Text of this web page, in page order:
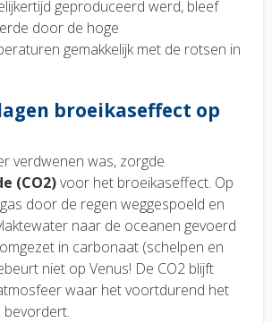
geproduceerd werd, bleef
door de hoge
gemakkelijk met de rotsen in
broeikaseffect op
verdwenen was, zorgde
(CO2)voor het broeikaseffect. Op
door de regen weggespoeld en
naar de oceanen gevoerd
in carbonaat (schelpen en
niet op Venus! De CO2 blijft
waar het voortdurend het
bevordert.